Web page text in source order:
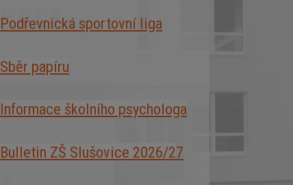
Podřevnická sportovní liga
Sběr papíru
Informace školního psychologa
Bulletin ZŠ Slušovice 2026/27